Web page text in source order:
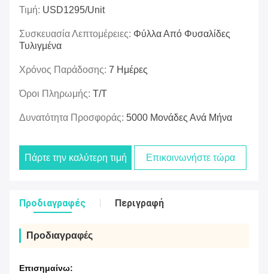
Τιμή: USD1295/unit
Συσκευασία Λεπτομέρειες: Φύλλα Από Φυσαλίδες
Τυλιγμένα
Χρόνος Παράδοσης: 7 Ημέρες
Όροι Πληρωμής: Τ/Τ
Δυνατότητα Προσφοράς: 5000 Μονάδες Ανά Μήνα
Πάρτε την καλύτερη τιμή Επικοινωνήστε τώρα
Προδιαγραφές Περιγραφή
Προδιαγραφές
Επισημαίνω: